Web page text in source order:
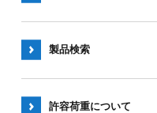
製品検索
許容荷重について